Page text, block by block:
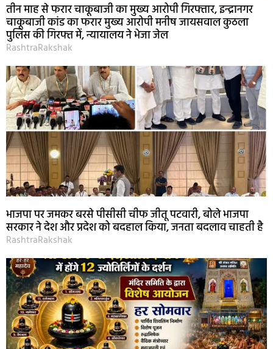
तीन माह से फरार चाकूबाजी का मुख्य आरोपी गिरफ्तार, इन्द्रानगर
चाकूबाजी कांड का फरार मुख्य आरोपी मनीष जायसवाल कुठला
पुलिस की गिरफ्त में, न्यायालय ने भेजा जेल
RashtraRakshak
भाजपा पर जमकर बरसे पीसीसी चीफ जीतू पटवारी, बोले भाजपा
सरकार ने देश और प्रदेश को बदहाल किया, जनता बदलाव चाहती है
RashtraRakshak